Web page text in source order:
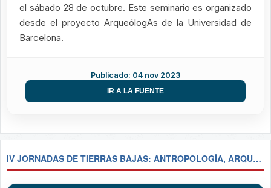
el sábado 28 de octubre. Este seminario es organizado
desde el proyecto ArqueólogAs de la Universidad de
Barcelona.
Publicado: 04 nov 2023
IR A LA FUENTE
IV JORNADAS DE TIERRAS BAJAS: ANTROPOLOGÍA, ARQUEOLOGÍA E HISTORIA